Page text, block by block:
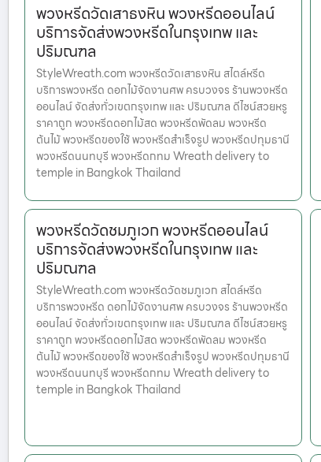
พวงหรีดวัดเสาธงหิน พวงหรีดออนไลน์
บริการจัดส่งพวงหรีดในกรุงเทพ และ
ปริมณฑล
StyleWreath.com พวงหรีดวัดเสาธงหิน สไตล์หรีด
บริการพวงหรีด ดอกไม้จัดงานศพ ครบวงจร ร้านพวงหรีด
ออนไลน์ จัดส่งทั่วเขตกรุงเทพ และ ปริมณฑล ดีไซน์สวยหรู
ราคาถูก พวงหรีดดอกไม้สด พวงหรีดพัดลม พวงหรีด
ต้นไม้ พวงหรีดของใช้ พวงหรีดสำเร็จรูป พวงหรีดปทุมธานี
พวงหรีดนนทบุรี พวงหรีดกทม Wreath delivery to
temple in Bangkok Thailand
พวงหรีดวัดชมภูเวก พวงหรีดออนไลน์
บริการจัดส่งพวงหรีดในกรุงเทพ และ
ปริมณฑล
StyleWreath.com พวงหรีดวัดชมภูเวก สไตล์หรีด
บริการพวงหรีด ดอกไม้จัดงานศพ ครบวงจร ร้านพวงหรีด
ออนไลน์ จัดส่งทั่วเขตกรุงเทพ และ ปริมณฑล ดีไซน์สวยหรู
ราคาถูก พวงหรีดดอกไม้สด พวงหรีดพัดลม พวงหรีด
ต้นไม้ พวงหรีดของใช้ พวงหรีดสำเร็จรูป พวงหรีดปทุมธานี
พวงหรีดนนทบุรี พวงหรีดกทม Wreath delivery to
temple in Bangkok Thailand